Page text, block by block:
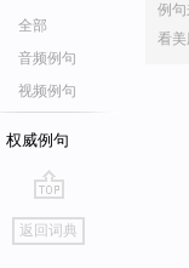
全部
音频例句
视频例句
权威例句
go
top
返回词典
例
看美